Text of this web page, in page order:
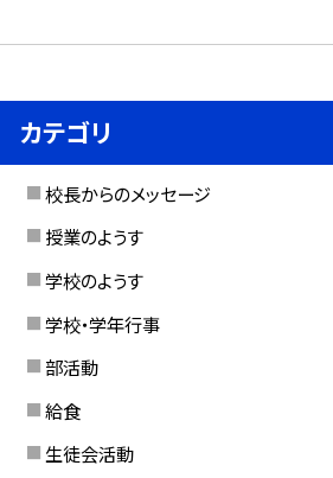
カテゴリ
校長からのメッセージ
授業のようす
学校のようす
学校・学年行事
部活動
給食
生徒会活動